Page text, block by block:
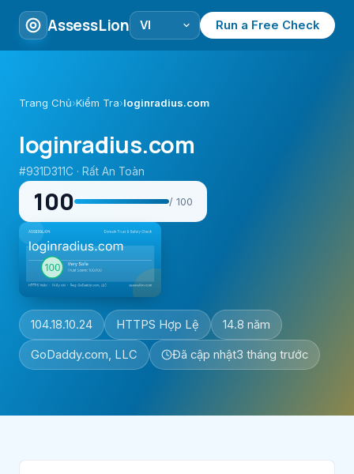
AssessLion Run a Free Check
Trang Chủ›Kiểm Tra›loginradius.com
loginradius.com
#931D311C · Rất An Toàn
100 / 100
104.18.10.24 HTTPS Hợp Lệ 14.8 năm
GoDaddy.com, LLC Đã cập nhật3 tháng trước